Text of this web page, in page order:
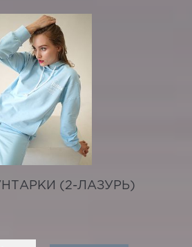
(2-ЛАЗУРЬ)